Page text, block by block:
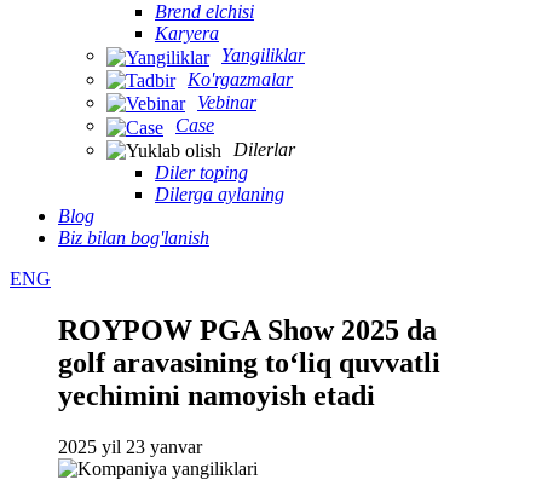
Brend elchisi
Karyera
Yangiliklar
Ko'rgazmalar
Vebinar
Case
Dilerlar
Diler toping
Dilerga aylaning
Blog
Biz bilan bog'lanish
ENG
ROYPOW PGA Show 2025 da
golf aravasining to‘liq quvvatli
yechimini namoyish etadi
2025 yil 23 yanvar